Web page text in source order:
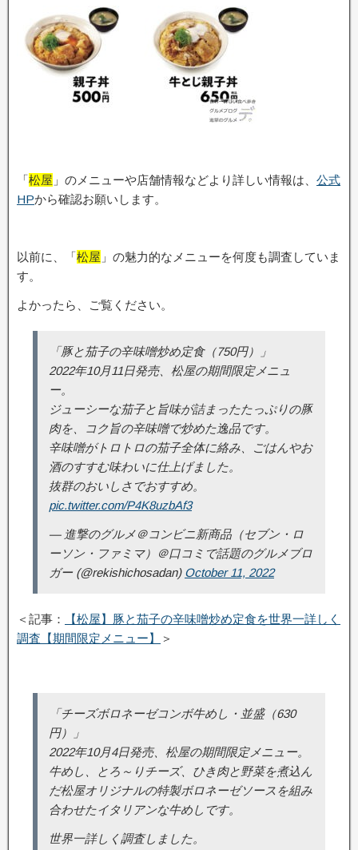
「松屋 」のメニューや店舗情報などより詳しい情報は、 公式
HPから確認お願いします。
以前に、「松屋 」の魅力的なメニューを何度も調査していま
す。
よかったら、ご覧ください。
「豚と茄子の辛味噌炒め定食（750円）」
2022年10月11日発売、松屋の期間限定メニュ
ー。
ジューシーな茄子と旨味が詰まったたっぷりの豚
肉を、コク旨の辛味噌で炒めた逸品です。
辛味噌がトロトロの茄子全体に絡み、ごはんやお
酒のすすむ味わいに仕上げました。
抜群のおいしさでおすすめ。
pic.twitter.com/P4K8uzbAf3
— 進撃のグルメ＠コンビニ新商品（セブン・ロ
ーソン・ファミマ）＠口コミで話題のグルメブロ
ガー (@rekishichosadan) October 11, 2022
＜記事：
【松屋】豚と茄子の辛味噌炒め定食を世界一詳しく
調査【期間限定メニュー】
＞
「チーズボロネーゼコンボ牛めし・並盛（630
円）」
2022年10月4日発売、松屋の期間限定メニュー。
牛めし、とろ～りチーズ、ひき肉と野菜を煮込ん
だ松屋オリジナルの特製ボロネーゼソースを組み
合わせたイタリアンな牛めしです。
世界一詳しく調査しました。